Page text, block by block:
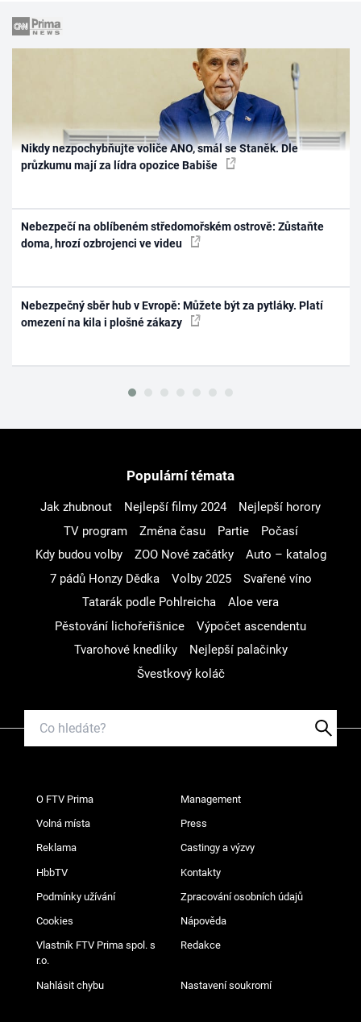
Nikdy nezpochybňujte voliče ANO, smál se Staněk. Dle
průzkumu mají za lídra opozice Babiše
Nebezpečí na oblíbeném středomořském ostrově: Zůstaňte
doma, hrozí ozbrojenci ve videu
Nebezpečný sběr hub v Evropě: Můžete být za pytláky. Platí
omezení na kila i plošné zákazy
Populární témata
Jak zhubnout Nejlepší filmy 2024
Nejlepší horory
TV program
Změna času Partie
Počasí
Kdy budou volby
ZOO Nové začátky
Auto – katalog
7 pádů Honzy Dědka
Volby 2025
Svařené víno
Tatarák podle Pohlreicha
Aloe vera
Pěstování lichořeřišnice
Výpočet ascendentu
Tvarohové knedlíky
Nejlepší palačinky
Švestkový koláč
O FTV Prima Management
Volná místa Press
Reklama Castingy a výzvy
HbbTV Kontakty
Podmínky užívání Zpracování osobních údajů
Cookies Nápověda
Vlastník FTV Prima spol. s
r.o.
Redakce
Nahlásit chybu Nastavení soukromí